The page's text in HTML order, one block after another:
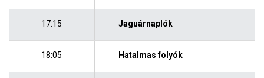
17:15 Jaguárnaplók
18:05 Hatalmas folyók